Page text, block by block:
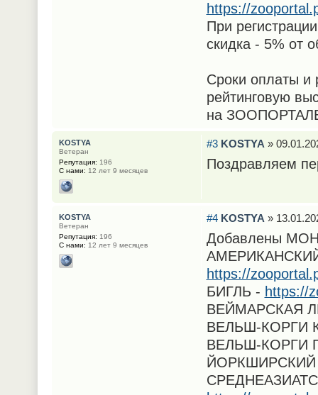
https://
При
скидка - 5% от
Сроки оплаты и
рейтинговую
на
#3 KOSTYA »
Поздравляем
KOSTYA
Ветеран
Репутация: 196
С нами: 12 лет 9 месяцев
#4 KOSTYA »
Добавлены
https://
БИГЛЬ - https://
ВЕЙМАРСКАЯ
ВЕЛЬШ-КОРГИ
ВЕЛЬШ-КОРГИ
KOSTYA
Ветеран
Репутация: 196
С нами: 12 лет 9 месяцев